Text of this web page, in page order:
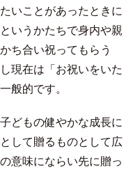
いことがあったときに
いうかたちで身内や親
ち合い祝ってもらう
現在は「お祝いをいた
般的です。
どもの健やかな成長に
して贈るものとして広
意味にならい先に贈っ